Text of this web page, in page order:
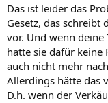
Das ist leider das
Gesetz, das
vor. Und wenn deine
hatte sie dafür keine
auch nicht mehr
Allerdings hätte das
D.h. wenn der